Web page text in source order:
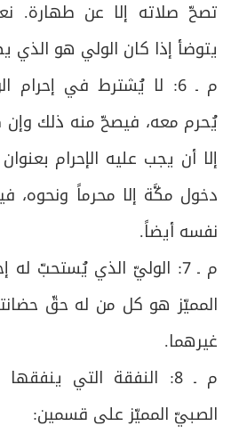
تصحّ صلاته إلا عن طهارة.
يتوضأ إذا كان الولي هو الذي
م ـ 6: لا يُشترط في إحرام
يُحرم معه، فيصحّ منه ذلك وإن
إلا أن يجب عليه الإحرام
دخول مكَّة إلا محرماً ونحوه،
نفسه أيضاً.
م ـ 7: الوليّ الذي يُستحبّ
المميّز هو كل من له حقّ
غيرهما.
م ـ 8: النفقة التي
الصبيّ المميّز على قسمين:
ص
50 الواجب الأول: رمي جمرة
ص
51 فرعٌ: في مستحبات رمي
ص
52
الواجب الثاني: الذبح أو
الواجب وأحكامه
53 أولاً: في صفات الهدي
ص
54 ثانياً: في شروط الذبح
ص
55 ثالثاً: في مصرف هدي التَّمتُّع
58 الواجب الثالث: الحلق أو
ص
59
المبحث الخامس: في
خمسة.